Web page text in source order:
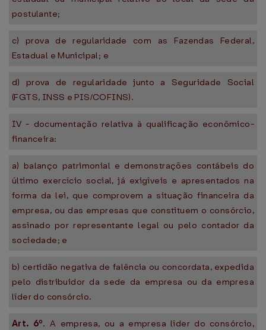
postulante;
c) prova de regularidade com as Fazendas Federal,
Estadual e Municipal; e
d) prova de regularidade junto a Seguridade Social
(FGTS, INSS e PIS/COFINS).
IV - documentação relativa à qualificação econômico-
financeira:
a) balanço patrimonial e demonstrações contábeis do
último exercício social, já exigíveis e apresentados na
forma da lei, que comprovem a situação financeira da
empresa, ou das empresas que constituem o consórcio,
assinado por representante legal ou pelo contador da
sociedade; e
b) certidão negativa de falência ou concordata, expedida
pelo distribuidor da sede da empresa ou da empresa
líder do consórcio.
Art. 6º. A empresa, ou a empresa líder do consórcio,